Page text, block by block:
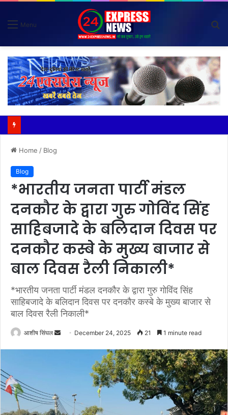
Menu
Home / Blog
Blog
*भारतीय जनता पार्टी मंडल
दनकौर के द्वारा गुरु गोविंद सिंह
साहिबजादे के बलिदान दिवस पर
दनकौर कस्बे के मुख्य बाजार से
बाल दिवस रैली निकाली*
*भारतीय जनता पार्टी मंडल दनकौर के द्वारा गुरु गोविंद सिंह
साहिबजादे के बलिदान दिवस पर दनकौर कस्बे के मुख्य बाजार से
बाल दिवस रैली निकाली*
आशीष सिंघल
Send December 24, 2025 21 1 minute read